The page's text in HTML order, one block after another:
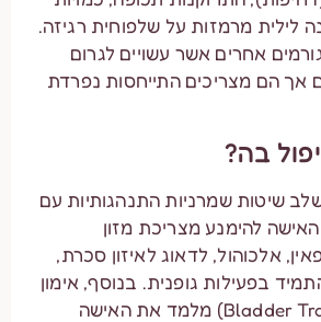
לילית מרמזות על שלפוחית רגיזה.
אחרים אשר עשויים לגרום
אך הם מצריכים התייחסות נפרדת
בה?
שיטות שמרניות התנהגותיות עם
להימנע מצריכת מזון
אלכוהול, לדאוג לאיזון סכרת,
בפעילות גופנית. בנוסף, אימון
השלפוחית (Bladder Training) מלמד את האישה